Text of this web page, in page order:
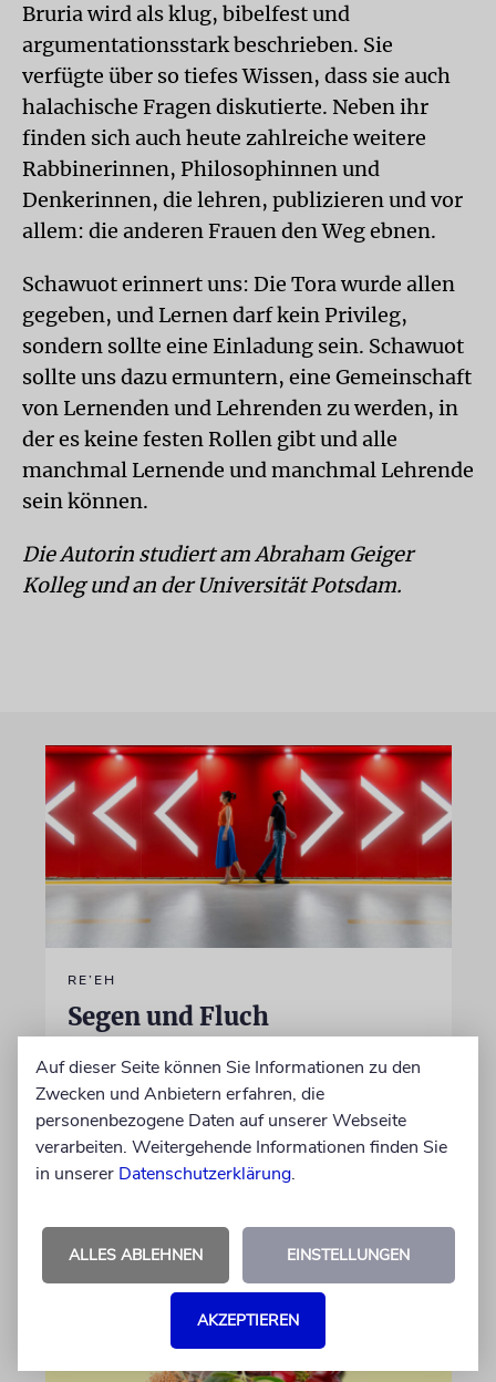
Bruria wird als klug, bibelfest und
argumentationsstark beschrieben. Sie
verfügte über so tiefes Wissen, dass sie auch
halachische Fragen diskutierte. Neben ihr
finden sich auch heute zahlreiche weitere
Rabbinerinnen, Philosophinnen und
Denkerinnen, die lehren, publizieren und vor
allem: die anderen Frauen den Weg ebnen.
Schawuot erinnert uns: Die Tora wurde allen
gegeben, und Lernen darf kein Privileg,
sondern sollte eine Einladung sein. Schawuot
sollte uns dazu ermuntern, eine Gemeinschaft
von Lernenden und Lehrenden zu werden, in
der es keine festen Rollen gibt und alle
manchmal Lernende und manchmal Lehrende
sein können.
Die Autorin studiert am Abraham Geiger
Kolleg und an der Universität Potsdam.
RE’EH
Segen und Fluch
Warum die Tora uns die Wahl lässt – aber
dennoch zum Leben aufruft
von Jay Schlesinger
06.08.2026
Auf dieser Seite können Sie Informationen zu den
Zwecken und Anbietern erfahren, die
personenbezogene Daten auf unserer Webseite
verarbeiten. Weitergehende Informationen finden Sie
in unserer Datenschutzerklärung.
ALLES ABLEHNEN EINSTELLUNGEN
AKZEPTIEREN